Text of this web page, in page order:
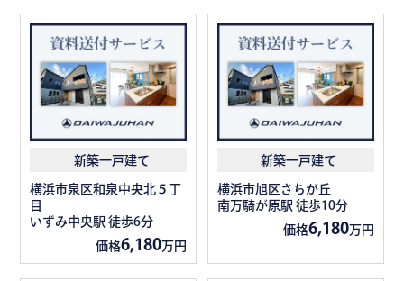
新築一戸建て
横浜市泉区和泉中央北５丁
目
いずみ中央駅 徒歩6分
価格6,180万円
新築一戸建て
横浜市旭区さちが丘
南万騎が原駅 徒歩10分
価格6,180万円